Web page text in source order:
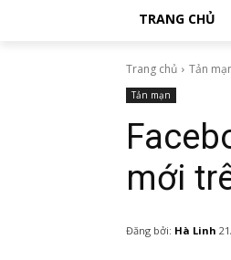
TRANG CHỦ
Trang chủ Tản
Tản mạn
mới
Đăng bởi: Hà Linh